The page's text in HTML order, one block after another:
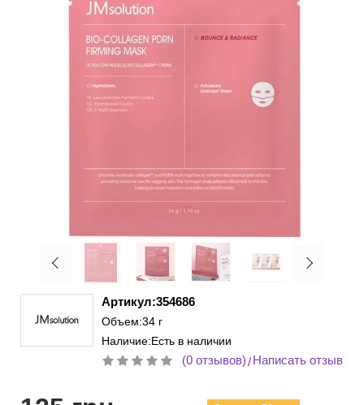
Артикул:354686
Объем:34 г
Наличие:Есть в наличии
(0 отзывов)/Написать отзыв